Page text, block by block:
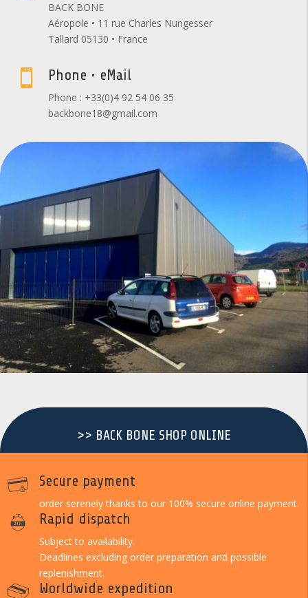
BACK BONE
Aéropole • 11 rue Charles Nungesser
Tallard 05130 • France
 Phone • eMail
Phone : +33(0)4 92 54 06 35
backbone18@gmail.com
>> BACK BONE SHOP ONLINE
Secure payment
order serenely thanks to our 100% secure online payment.
Rapid dispatch
Subject to availability.
Deadlines excluding order preparation and possible
replenishment.
Worldwide expedition